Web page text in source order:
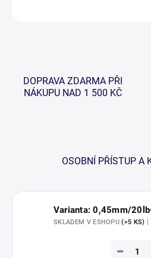
DOPRAVA ZDARMA PŘI
NÁKUPU NAD 1 500 KČ
OSOBNÍ PŘÍSTUP A
Varianta: 0,45mm/
SKLADEM V ESHOPU(>5 KS)
−